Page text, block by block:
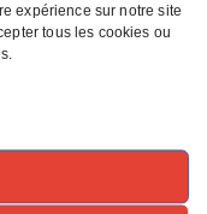
expérience sur notre site
tous les cookies ou
papillons, le
le meilleur
réel, le